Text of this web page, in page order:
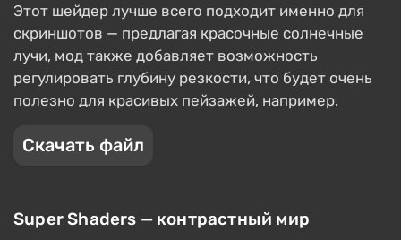
Этот шейдер лучше всего подходит именно для
скриншотов — предлагая красочные солнечные
лучи, мод также добавляет возможность
регулировать глубину резкости, что будет очень
полезно для красивых пейзажей, например.
Скачать файл
Super Shaders — контрастный мир